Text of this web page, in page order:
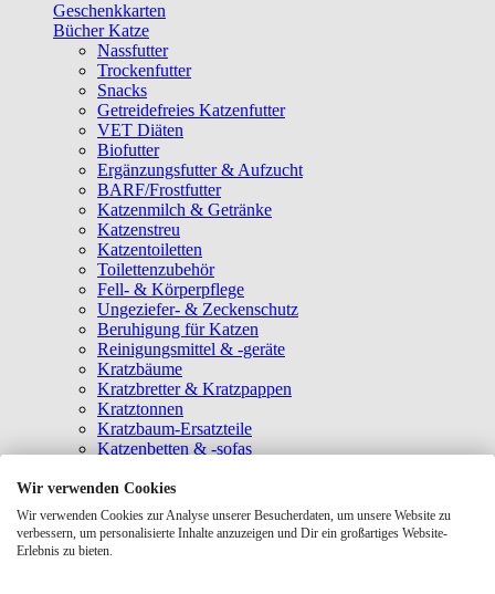
Geschenkkarten
Bücher Katze
Nassfutter
Trockenfutter
Snacks
Getreidefreies Katzenfutter
VET Diäten
Biofutter
Ergänzungsfutter & Aufzucht
BARF/Frostfutter
Katzenmilch & Getränke
Katzenstreu
Katzentoiletten
Toilettenzubehör
Fell- & Körperpflege
Ungeziefer- & Zeckenschutz
Beruhigung für Katzen
Reinigungsmittel & -geräte
Kratzbäume
Kratzbretter & Kratzpappen
Kratztonnen
Kratzbaum-Ersatzteile
Katzenbetten & -sofas
Katzenhäuser
Hängematten & Fensterliegeplätze
Katzendecken & -matten
Baldrian- & Catnipspielzeug
Wir verwenden Cookies
Wir verwenden Cookies zur Analyse unserer Besucherdaten, um unsere Website zu
verbessern, um personalisierte Inhalte anzuzeigen und Dir ein großartiges Website-
Erlebnis zu bieten.